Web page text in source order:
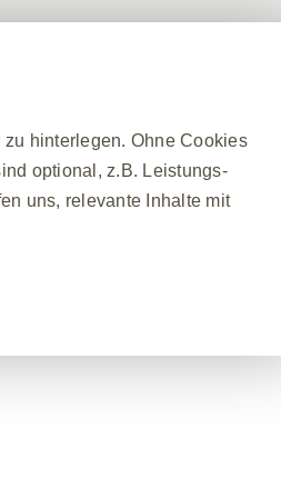
hinterlegen. Ohne Cookies
optional, z.B. Leistungs-
uns, relevante Inhalte mit
Website-Besuchs zu